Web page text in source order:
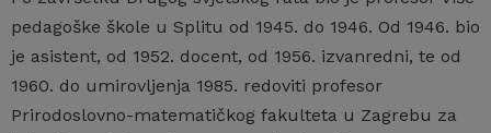
pedagoške škole u Splitu od 1945. do 1946. Od 1946. bio
je asistent, od 1952. docent, od 1956. izvanredni, te od
1960. do umirovljenja 1985. redoviti profesor
Prirodoslovno-matematičkog fakulteta u Zagrebu za